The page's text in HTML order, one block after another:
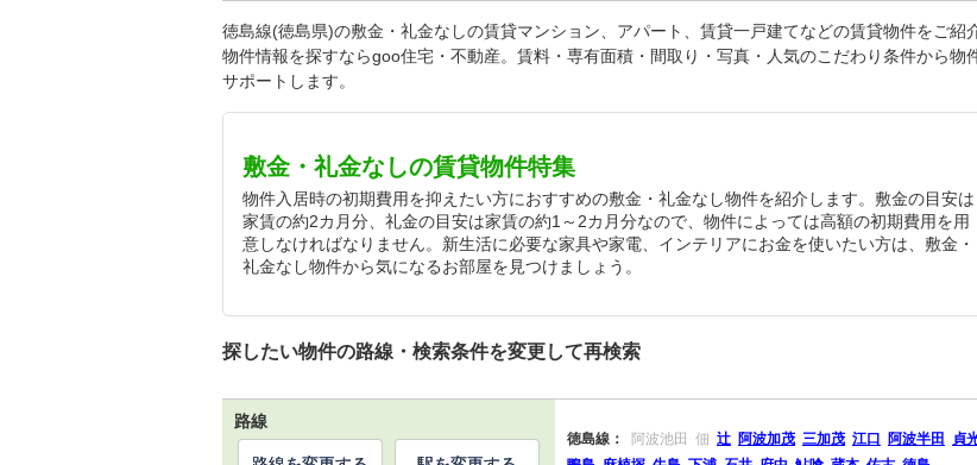
徳島線(徳島県)の敷金・礼金なしの賃貸マンション、アパート、賃貸一戸建てなどの賃貸物件をご
物件情報を探すならgoo住宅・不動産。賃料・専有面積・間取り・写真・人気のこだわり条件から
サポートします。
敷金・礼金なしの賃貸物件特集
物件入居時の初期費用を抑えたい方におすすめの敷金・礼金なし物件を紹介します。敷金の目安は
家賃の約2カ月分、礼金の目安は家賃の約1～2カ月分なので、物件によっては高額の初期費用を用
意しなければなりません。新生活に必要な家具や家電、インテリアにお金を使いたい方は、敷金・
礼金なし物件から気になるお部屋を見つけましょう。
探したい物件の路線・検索条件を変更して再検索
路線
徳島線： 阿波池田 佃 辻 阿波加茂 三加茂 江口 阿波半田 貞